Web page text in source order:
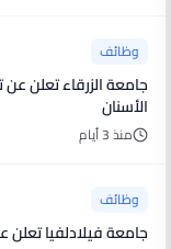
وظائف
جامعة الزرقاء تعلن
الأسنان
منذ 3 أيام
وظائف
جامعة فيلادلفيا